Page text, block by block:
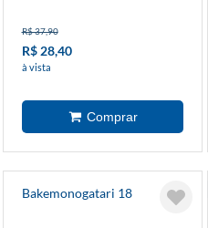
R$ 37,90
R$ 28,40
à vista
Bakemonogatari 18